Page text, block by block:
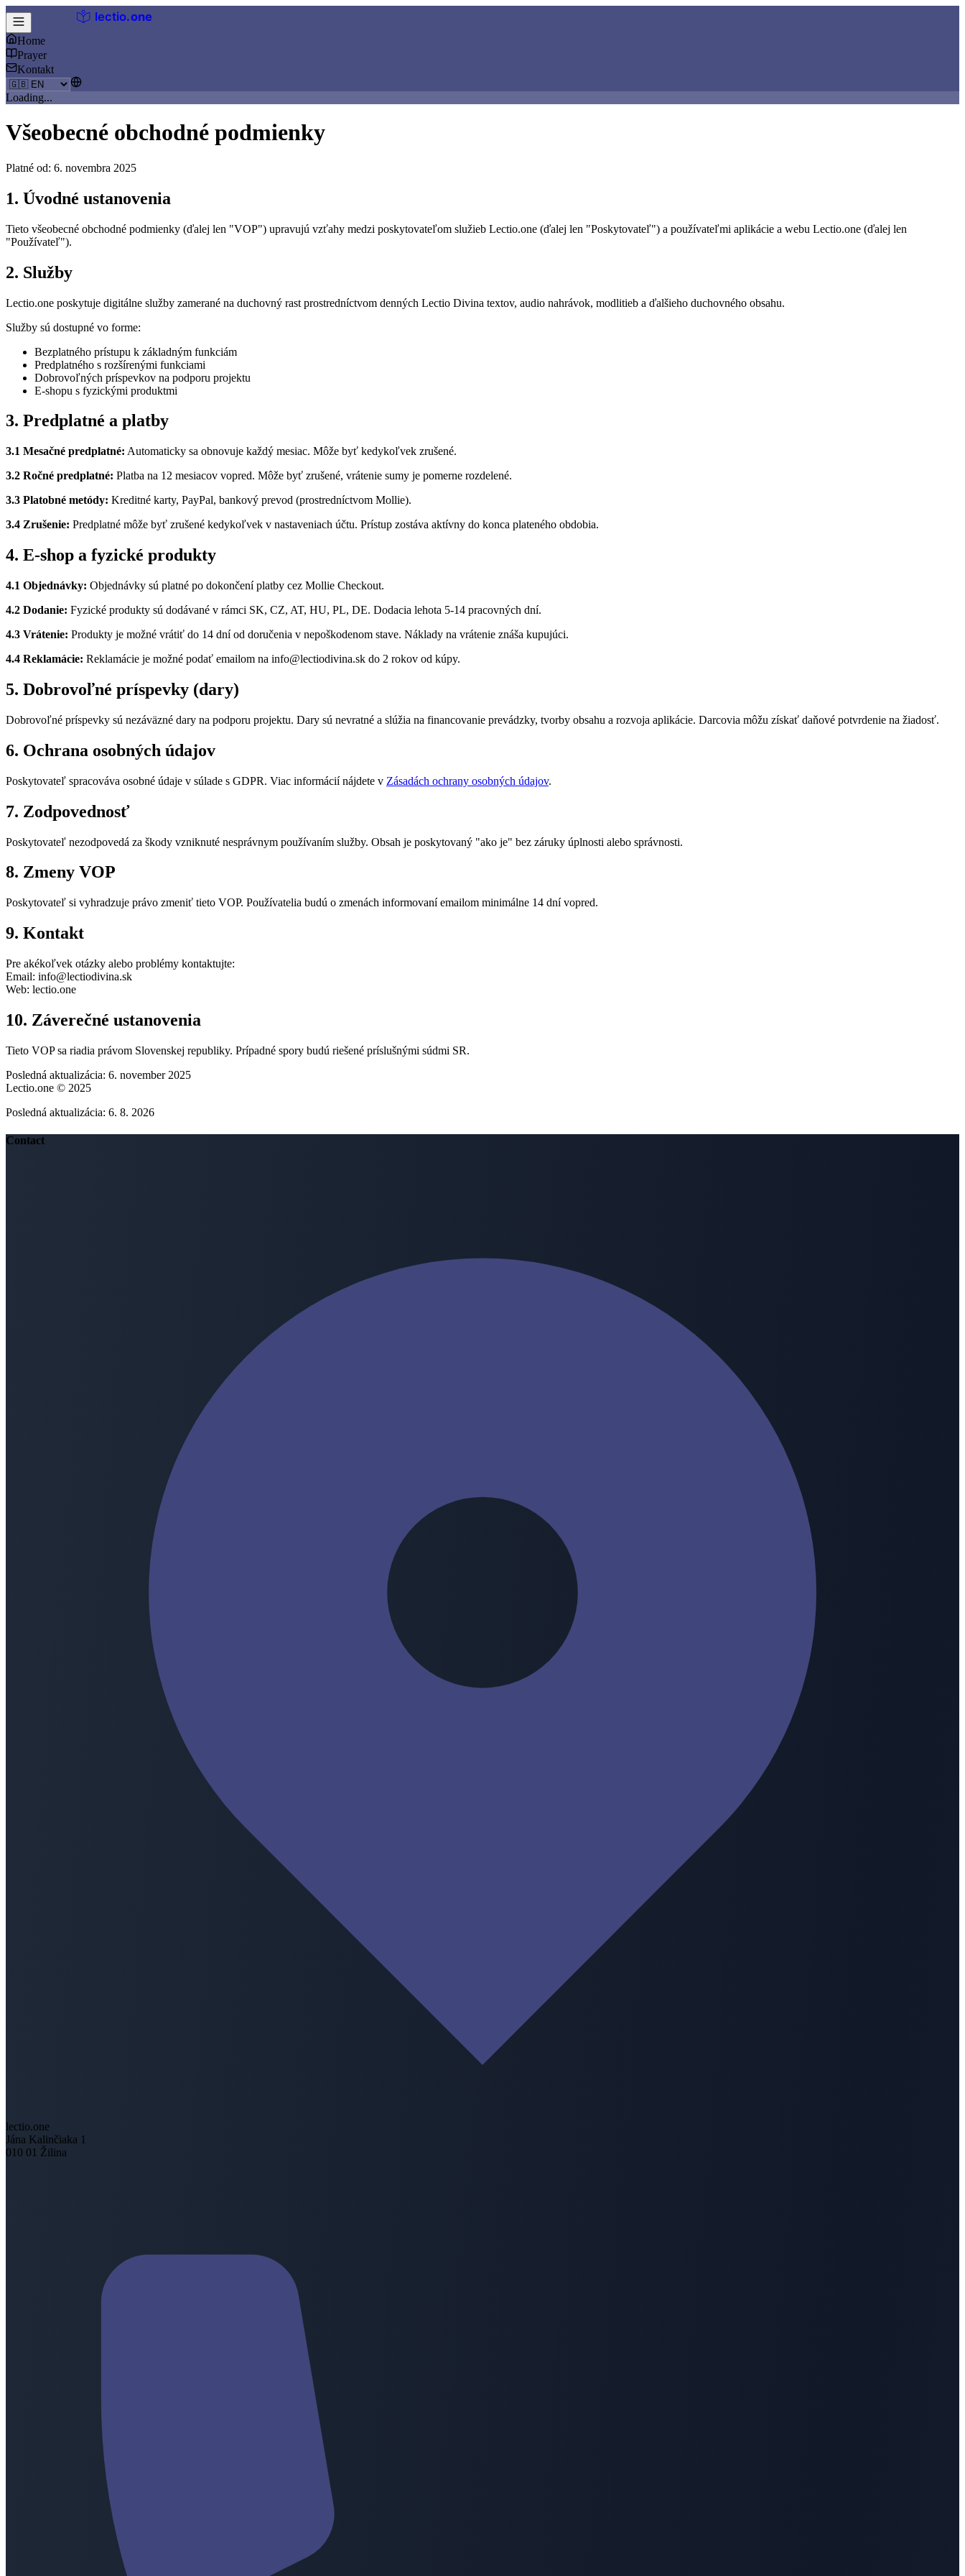
lectio.one
Home
Prayer
Kontakt
Loading...
Všeobecné obchodné podmienky
Platné od: 6. novembra 2025
1. Úvodné ustanovenia
Tieto všeobecné obchodné podmienky (ďalej len "VOP") upravujú vzťahy medzi poskytovateľom služieb Lectio.one (ďalej len "Poskytovateľ") a používateľmi aplikácie a webu Lectio.one (ďalej len
"Používateľ").
2. Služby
Lectio.one poskytuje digitálne služby zamerané na duchovný rast prostredníctvom denných Lectio Divina textov, audio nahrávok, modlitieb a ďalšieho duchovného obsahu.
Služby sú dostupné vo forme:
Bezplatného prístupu k základným funkciám
Predplatného s rozšírenými funkciami
Dobrovoľných príspevkov na podporu projektu
E-shopu s fyzickými produktmi
3. Predplatné a platby
3.1 Mesačné predplatné: Automaticky sa obnovuje každý mesiac. Môže byť kedykoľvek zrušené.
3.2 Ročné predplatné: Platba na 12 mesiacov vopred. Môže byť zrušené, vrátenie sumy je pomerne rozdelené.
3.3 Platobné metódy: Kreditné karty, PayPal, bankový prevod (prostredníctvom Mollie).
3.4 Zrušenie: Predplatné môže byť zrušené kedykoľvek v nastaveniach účtu. Prístup zostáva aktívny do konca plateného obdobia.
4. E-shop a fyzické produkty
4.1 Objednávky: Objednávky sú platné po dokončení platby cez Mollie Checkout.
4.2 Dodanie: Fyzické produkty sú dodávané v rámci SK, CZ, AT, HU, PL, DE. Dodacia lehota 5-14 pracovných dní.
4.3 Vrátenie: Produkty je možné vrátiť do 14 dní od doručenia v nepoškodenom stave. Náklady na vrátenie znáša kupujúci.
4.4 Reklamácie: Reklamácie je možné podať emailom na info@lectiodivina.sk do 2 rokov od kúpy.
5. Dobrovoľné príspevky (dary)
Dobrovoľné príspevky sú nezáväzné dary na podporu projektu. Dary sú nevratné a slúžia na financovanie prevádzky, tvorby obsahu a rozvoja aplikácie. Darcovia môžu získať daňové potvrdenie na žiadosť.
6. Ochrana osobných údajov
Poskytovateľ spracováva osobné údaje v súlade s GDPR. Viac informácií nájdete v Zásadách ochrany osobných údajov.
7. Zodpovednosť
Poskytovateľ nezodpovedá za škody vzniknuté nesprávnym používaním služby. Obsah je poskytovaný "ako je" bez záruky úplnosti alebo správnosti.
8. Zmeny VOP
Poskytovateľ si vyhradzuje právo zmeniť tieto VOP. Používatelia budú o zmenách informovaní emailom minimálne 14 dní vopred.
9. Kontakt
Pre akékoľvek otázky alebo problémy kontaktujte:
Email: info@lectiodivina.sk
Web: lectio.one
10. Záverečné ustanovenia
Tieto VOP sa riadia právom Slovenskej republiky. Prípadné spory budú riešené príslušnými súdmi SR.
Posledná aktualizácia: 6. november 2025
Lectio.one © 2025
Posledná aktualizácia: 6. 8. 2026
Contact
lectio.one
Jána Kalinčiaka 1
010 01 Žilina